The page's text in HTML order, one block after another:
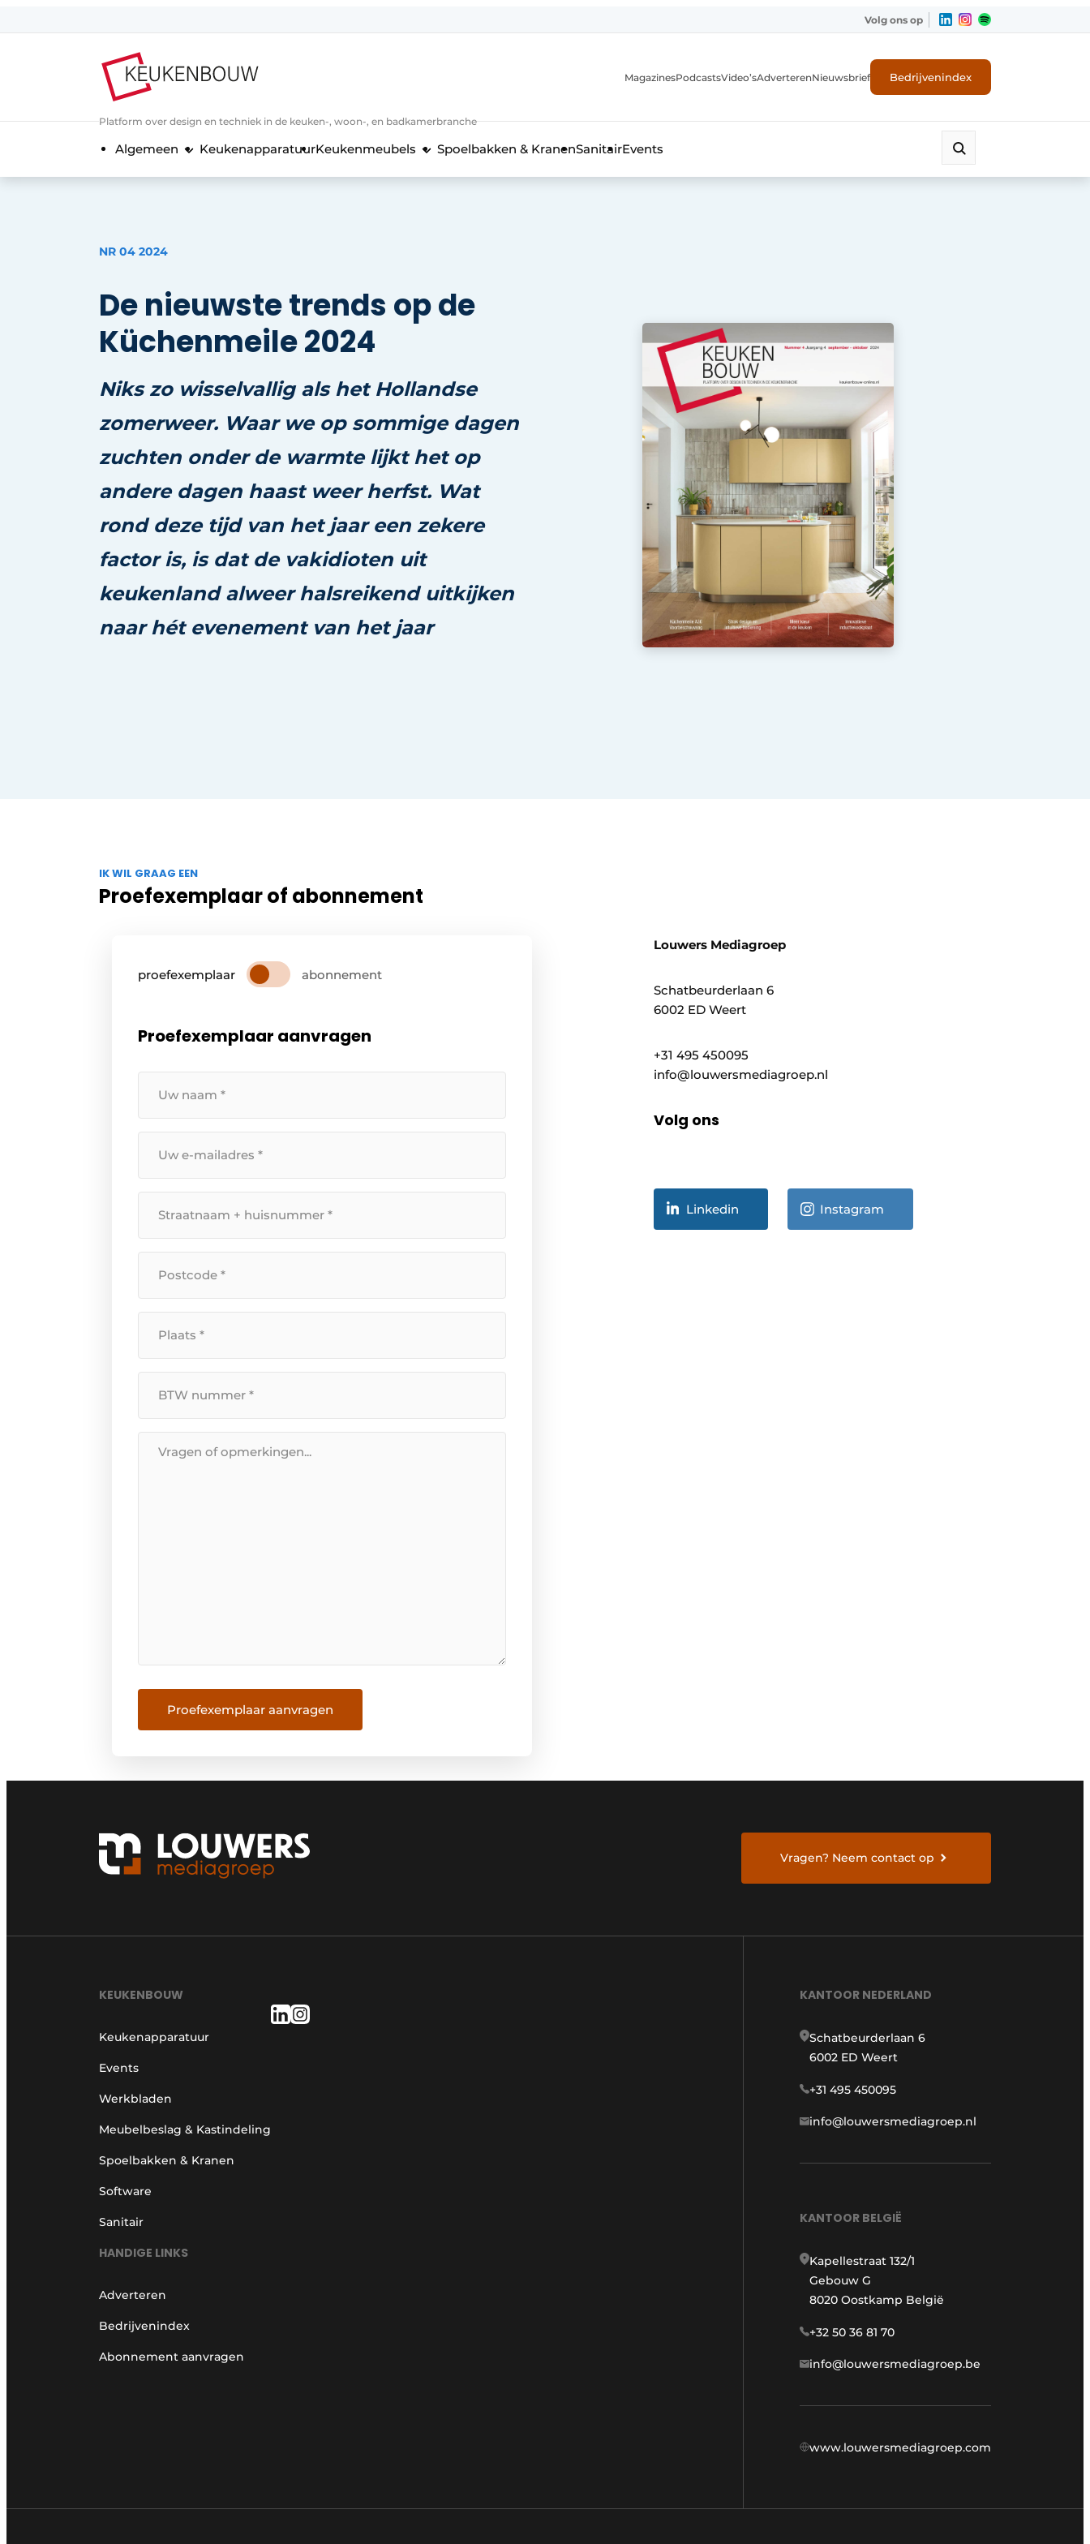
Algemene voorwaarden
Nieuwsbrief
Privacy / Cookie statement
Vacature aanmelden
Volg ons op
Platform over design en techniek in de keuken-, woon-, en badkamerbranche
MagazinesPodcastsVideo’sAdverterenNieuwsbrief Bedrijvenindex
Algemeen KeukenapparatuurKeukenmeubels Spoelbakken & KranenSanitairEvents
NR 04 2024
De nieuwste trends op de
Küchenmeile 2024
Niks zo wisselvallig als het Hollandse
zomerweer. Waar we op sommige dagen
zuchten onder de warmte lijkt het op
andere dagen haast weer herfst. Wat
rond deze tijd van het jaar een zekere
factor is, is dat de vakidioten uit
keukenland alweer halsreikend uitkijken
naar hét evenement van het jaar
IK WIL GRAAG EEN
Proefexemplaar of abonnement
proefexemplaar abonnement
Proefexemplaar aanvragen
naam
mailadres*
huisnummer*
Nummer*
Proefexemplaar aanvragen
Louwers Mediagroep
Schatbeurderlaan 6
6002 ED Weert
+31 495 450095
info@louwersmediagroep.nl
Volg ons
Linkedin Instagram
Vragen? Neem contact op
KEUKENBOUW
Keukenapparatuur
Events
Werkbladen
Meubelbeslag & Kastindeling
Spoelbakken & Kranen
Software
Sanitair
HANDIGE LINKS
Adverteren
Bedrijvenindex
Abonnement aanvragen
KANTOOR NEDERLAND
Schatbeurderlaan 6
6002 ED Weert
+31 495 450095
info@louwersmediagroep.nl
KANTOOR BELGIË
Kapellestraat 132/1
Gebouw G
8020 Oostkamp België
+32 50 36 81 70
info@louwersmediagroep.be
www.louwersmediagroep.com